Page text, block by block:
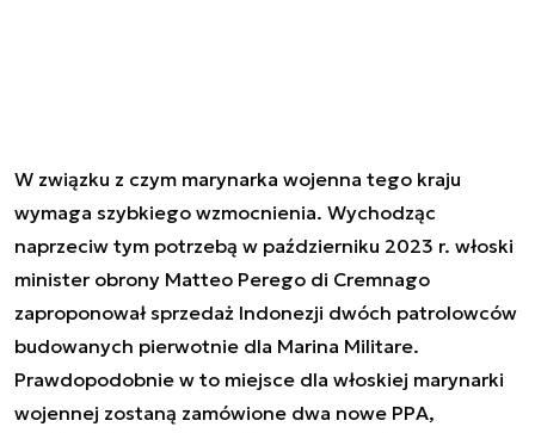
W związku z czym marynarka wojenna tego kraju
wymaga szybkiego wzmocnienia. Wychodząc
naprzeciw tym potrzebą w październiku 2023 r. włoski
minister obrony Matteo Perego di Cremnago
zaproponował sprzedaż Indonezji dwóch patrolowców
budowanych pierwotnie dla Marina Militare.
Prawdopodobnie w to miejsce dla włoskiej marynarki
wojennej zostaną zamówione dwa nowe PPA,